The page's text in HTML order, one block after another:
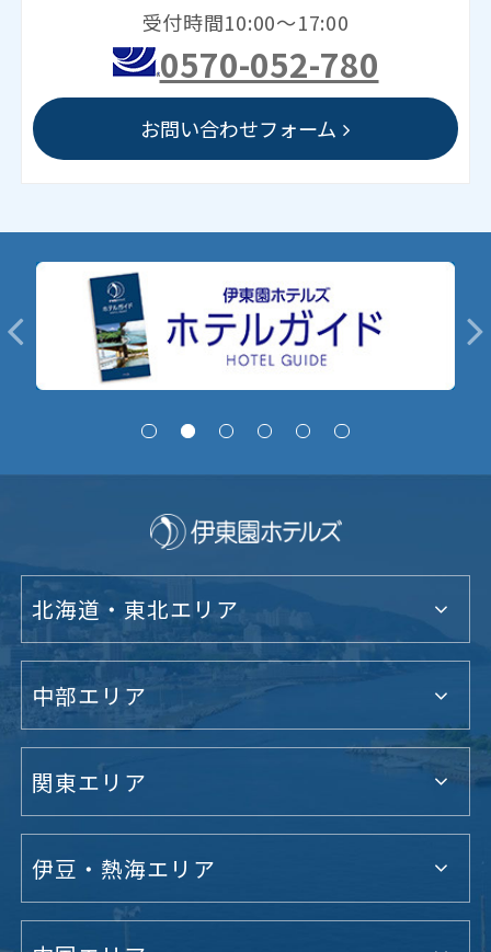
受付時間10:00～17:00
0570-052-780
お問い合わせフォーム
北海道・東北エリア
中部エリア
関東エリア
伊豆・熱海エリア